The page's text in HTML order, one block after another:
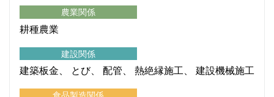
農業関係
耕種農業
建設関係
建築板金 とび 配管 熱絶縁施工 建設機械施工